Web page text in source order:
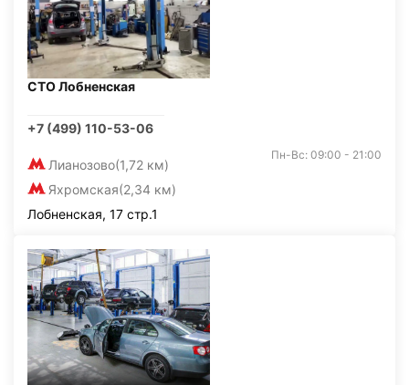
СТО Лобненская
+7 (499) 110-53-06
Лианозово(1,72 км)
Яхромская(2,34 км)
Пн-Вс: 09:00 - 21:00
Лобненская, 17 стр.1